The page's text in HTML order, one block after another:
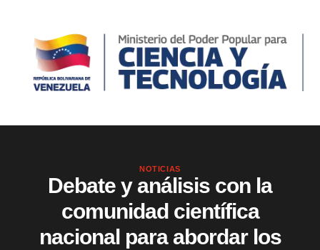
NOTICIAS
Debate y análisis con la
comunidad científica
nacional para abordar los